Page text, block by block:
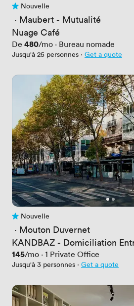
Pas encore d'avis
Nouvelle
· Maubert - Mutualité
Nuage Café
De Prix
480/mo · Bureau nomade
Jusqu'à 25 personnes · Get a quote
Pas encore d'avis
Nouvelle
· Mouton Duvernet
KANDBAZ - Domiciliation
de bureaux - Montparnasse
Prix
145/mo · 1 Private Office
Jusqu'à 3 personnes · Get a quote